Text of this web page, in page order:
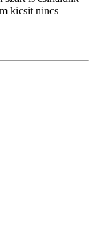
kicsit nincs